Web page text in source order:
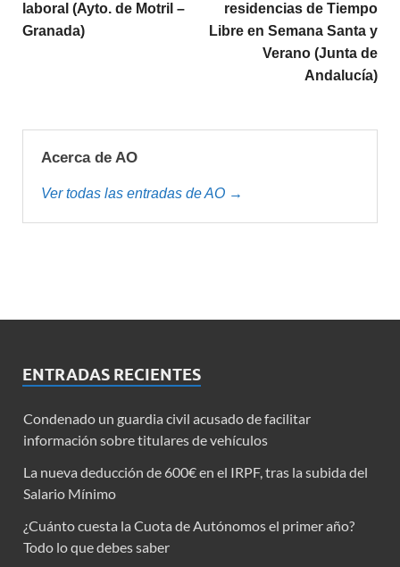
laboral (Ayto. de Motril –
Granada)
residencias de Tiempo
Libre en Semana Santa y
Verano (Junta de
Andalucía)
Acerca de AO
Ver todas las entradas de AO →
ENTRADAS RECIENTES
Condenado un guardia civil acusado de facilitar
información sobre titulares de vehículos
La nueva deducción de 600€ en el IRPF, tras la subida del
Salario Mínimo
¿Cuánto cuesta la Cuota de Autónomos el primer año?
Todo lo que debes saber